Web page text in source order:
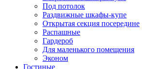
Под потолок
Раздвижные шкафы-купе
Открытая секция посередине
Распашные
Гардероб
Для маленького помещения
Эконом
Гостиные